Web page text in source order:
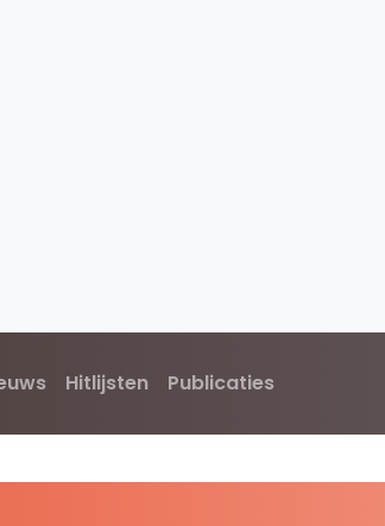
Hitlijsten Publicaties